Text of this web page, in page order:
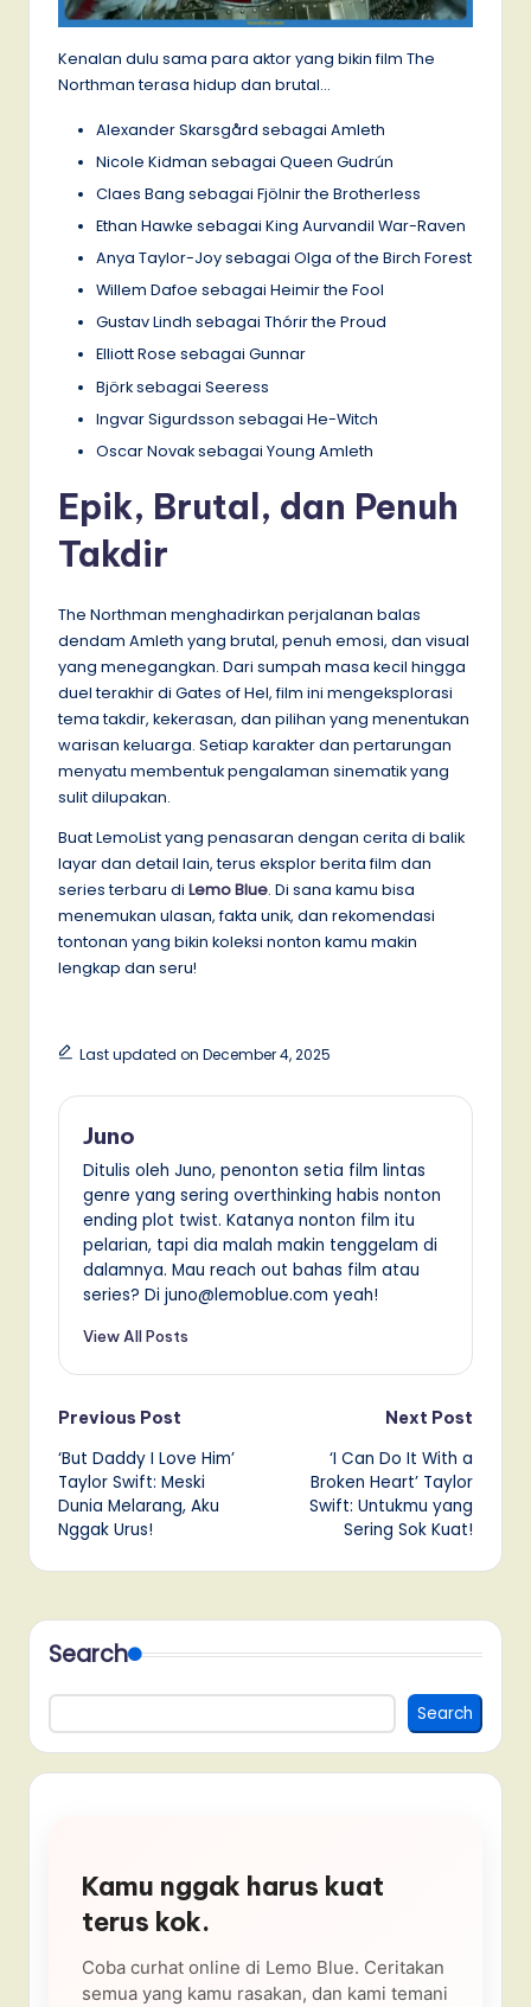
Kenalan dulu sama para aktor yang bikin film The
Northman terasa hidup dan brutal…
Alexander Skarsgård sebagai Amleth
Nicole Kidman sebagai Queen Gudrún
Claes Bang sebagai Fjölnir the Brotherless
Ethan Hawke sebagai King Aurvandil War-Raven
Anya Taylor-Joy sebagai Olga of the Birch Forest
Willem Dafoe sebagai Heimir the Fool
Gustav Lindh sebagai Thórir the Proud
Elliott Rose sebagai Gunnar
Björk sebagai Seeress
Ingvar Sigurdsson sebagai He-Witch
Oscar Novak sebagai Young Amleth
Epik, Brutal, dan Penuh
Takdir
The Northman menghadirkan perjalanan balas
dendam Amleth yang brutal, penuh emosi, dan visual
yang menegangkan. Dari sumpah masa kecil hingga
duel terakhir di Gates of Hel, film ini mengeksplorasi
tema takdir, kekerasan, dan pilihan yang menentukan
warisan keluarga. Setiap karakter dan pertarungan
menyatu membentuk pengalaman sinematik yang
sulit dilupakan.
Buat LemoList yang penasaran dengan cerita di balik
layar dan detail lain, terus eksplor berita film dan
series terbaru di Lemo Blue. Di sana kamu bisa
menemukan ulasan, fakta unik, dan rekomendasi
tontonan yang bikin koleksi nonton kamu makin
lengkap dan seru!
Last updated on December 4, 2025
Juno
Ditulis oleh Juno, penonton setia film lintas
genre yang sering overthinking habis nonton
ending plot twist. Katanya nonton film itu
pelarian, tapi dia malah makin tenggelam di
dalamnya. Mau reach out bahas film atau
series? Di juno@lemoblue.com yeah!
View All Posts
Post
navigation
Previous Post
‘But Daddy I Love Him’
Taylor Swift: Meski
Dunia Melarang, Aku
Nggak Urus!
Next Post
‘I Can Do It With a
Broken Heart’ Taylor
Swift: Untukmu yang
Sering Sok Kuat!
Search
Search
Kamu nggak harus kuat
terus kok.
Coba curhat online di Lemo Blue. Ceritakan
semua yang kamu rasakan, dan kami temani